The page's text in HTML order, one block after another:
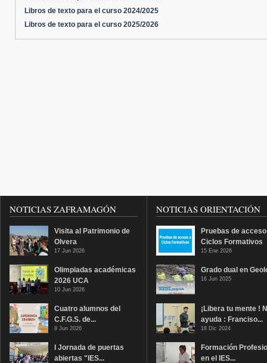
Libros de texto para el curso 2024/2025
Libros de texto para el curso 2025/2026
NOTICIAS ZAFRAMAGÓN
Visita al Patrimonio de
Olvera
17 Jun 2026
Olimpiadas académicas
2026 UCA
10 Jun 2026
Cuatro alumnos del
C.F.G.S. de...
8 Jun 2026
I Jornada de puertas
abiertas "IES...
NOTICIAS ORIENTACIÓN
Pruebas de
Ciclos Formativos
15 Ene 2026
Grado dual en
16 Jun 2025
¡Libera tu mente !
ayuda : Franciso...
18 Dic 2024
Formación
en el IES...